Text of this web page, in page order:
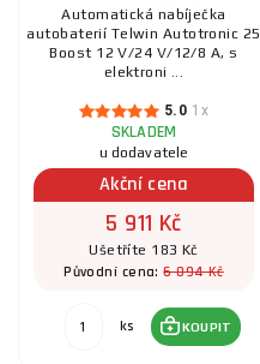
Automatická nabíječka
autobaterií Telwin Autotronic 25
Boost 12 V/24 V/12/8 A, s
elektroni ...
5.0 1x
SKLADEM
u dodavatele
Akční cena
5 911 Kč
Ušetříte 183 Kč
Původní cena:6 094 Kč
ks KOUPIT